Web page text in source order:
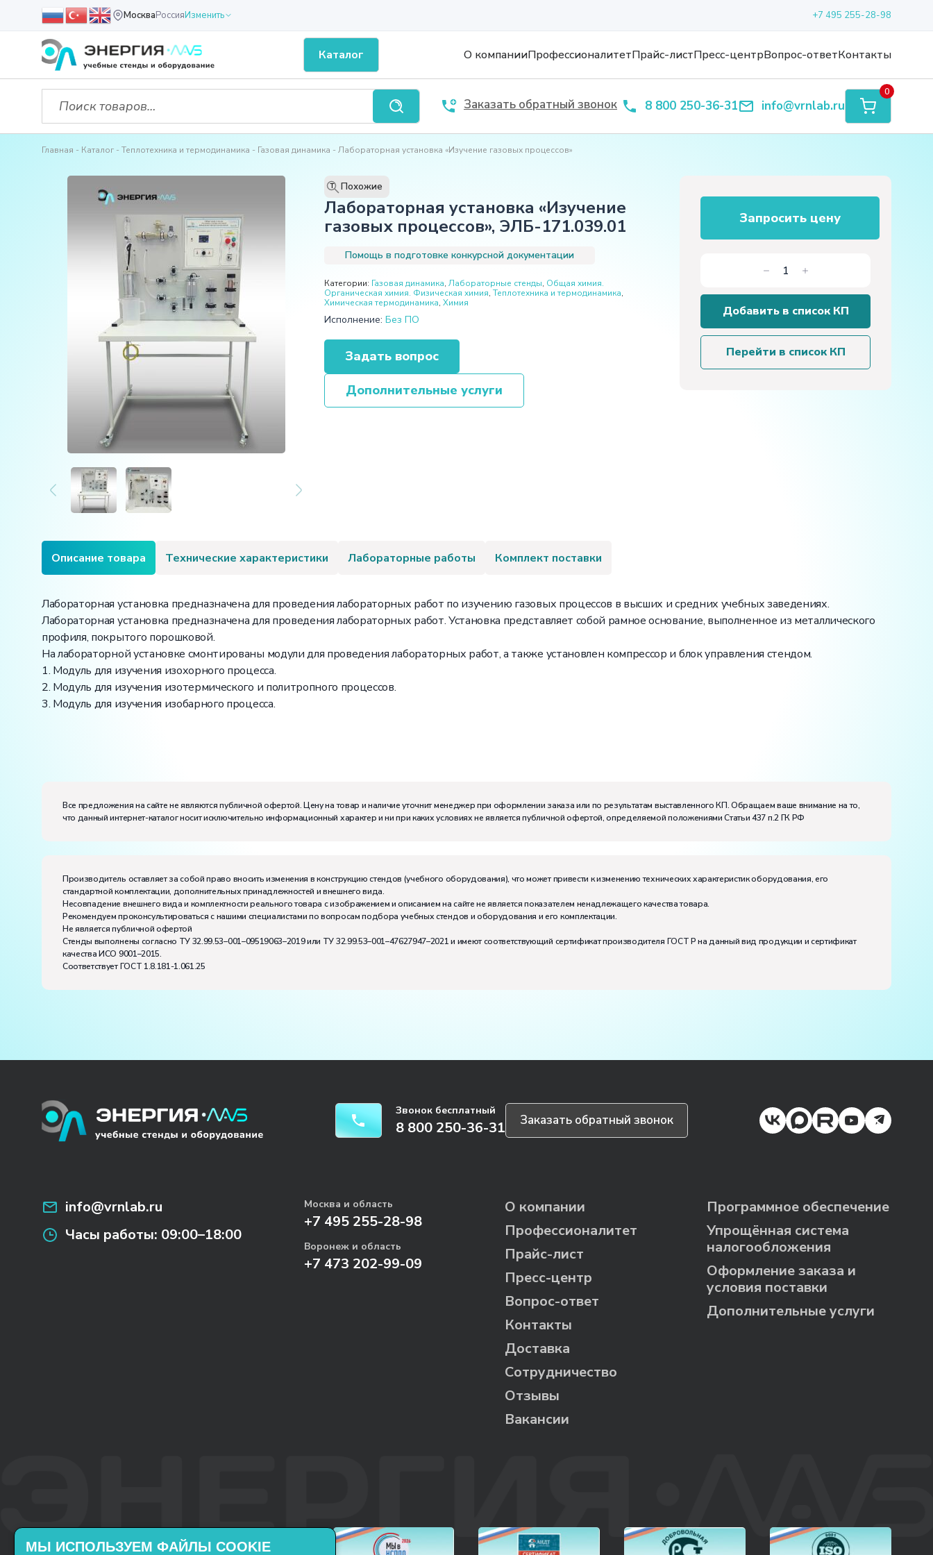
МоскваРоссияИзменить +7 495 255-28-98
Каталог О компанииПрофессионалитетПрайс-листПресс-центрВопрос-ответКонтакты
Заказать обратный звонок 8 800 250-36-31 info@vrnlab.ru
0
Главная Каталог Теплотехника и термодинамика Газовая динамика Лабораторная установка «Изучение газовых процессов»
T Похожие
Лабораторная установка «Изучение
газовых процессов», ЭЛБ-171.039.01
Помощь в подготовке конкурсной документации
Категории: Газовая динамика, Лабораторные стенды, Общая химия.
Органическая химия. Физическая химия, Теплотехника и термодинамика,
Химическая термодинамика, Химия
Исполнение: Без ПО
Задать вопрос
Дополнительные услуги
Запросить цену
Количество
товара
Лабораторная
«Изучение
газовых
Добавить в список КП
Перейти в список КП
Описание товара Технические характеристики Лабораторные работы Комплект поставки
Лабораторная установка предназначена для проведения лабораторных работ по изучению газовых процессов в высших и средних учебных заведениях.
Лабораторная установка предназначена для проведения лабораторных работ. Установка представляет собой рамное основание, выполненное из металлического
профиля, покрытого порошковой.
На лабораторной установке смонтированы модули для проведения лабораторных работ, а также установлен компрессор и блок управления стендом.
1. Модуль для изучения изохорного процесса.
2. Модуль для изучения изотермического и политропного процессов.
3. Модуль для изучения изобарного процесса.
Потребляемая мощность, В·А:
150
Электропитание:
Диапазон рабочих температур, ˚С:
Влажность, %:до 80
Количество человек, которое одновременно и активно может работать на комплекте:2
Все предложения на сайте не являются публичной офертой. Цену на товар и наличие уточнит менеджер при оформлении заказа или по результатам выставленного КП. Обращаем ваше внимание на то,
что данный интернет-каталог носит исключительно информационный характер и ни при каких условиях не является публичной офертой, определяемой положениями Статьи 437 п.2 ГК РФ
Производитель оставляет за собой право вносить изменения в конструкцию стендов (учебного оборудования), что может привести к изменению технических характеристик оборудования, его
стандартной комплектации, дополнительных принадлежностей и внешнего вида.
Несовпадение внешнего вида и комплектности реального товара с изображением и описанием на сайте не является показателем ненадлежащего качества товара.
Рекомендуем проконсультироваться с нашими специалистами по вопросам подбора учебных стендов и оборудования и его комплектации.
Не является публичной офертой
Стенды выполнены согласно ТУ 32.99.53–001–09519063–2019 или ТУ 32.99.53–001–47627947–2021 и имеют соответствующий сертификат производителя ГОСТ Р на данный вид продукции и сертификат
качества ИСО 9001–2015.
Соответствует ГОСТ 1.8.181-1.061.25
Звонок бесплатный
8 800 250-36-31 Заказать обратный звонок
info@vrnlab.ru
Часы работы: 09:00–18:00
Москва и область
+7 495 255-28-98
Воронеж и область
+7 473 202-99-09
О компании
Профессионалитет
Прайс-лист
Пресс-центр
Вопрос-ответ
Контакты
Доставка
Сотрудничество
Отзывы
Вакансии
Программное обеспечение
Упрощённая система
налогообложения
Оформление заказа и
условия поставки
Дополнительные услуги
МЫ ИСПОЛЬЗУЕМ ФАЙЛЫ COOKIE